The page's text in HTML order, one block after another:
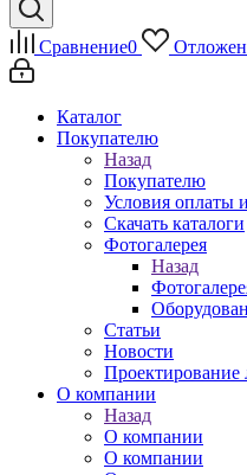
Сравнение0
Каталог
Покупателю
Назад
Покупателю
Условия оплаты
Скачать каталоги
Фотогалерея
Назад
Статьи
Новости
Проектирование
О компании
Назад
О компании
О компании